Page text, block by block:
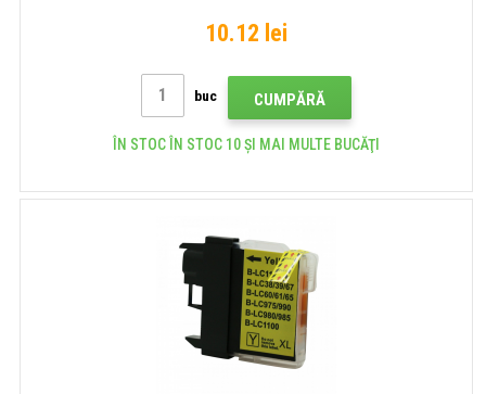
10.12 lei
buc CUMPĂRĂ
ÎN STOC ÎN STOC 10 ȘI MAI MULTE BUCĂŢI